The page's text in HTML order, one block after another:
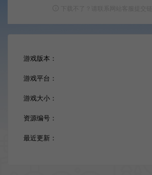
游戏版本：
游戏平台：
游戏大小：
资源编号：
最近更新：